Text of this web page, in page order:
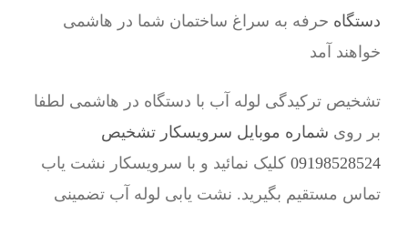
دستگاه حرفه به سراغ ساختمان شما در هاشمی
خواهند آمد
تشخیص ترکیدگی لوله آب با دستگاه در هاشمی لطفا
بر روی شماره موبایل سرویسکار تشخیص
09198528524 کلیک نمائید و با سرویسکار نشت یاب
تماس مستقیم بگیرید. نشت یابی لوله آب تضمینی